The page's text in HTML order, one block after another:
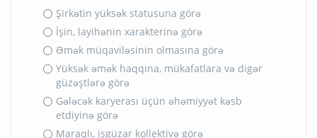
Şirkətin yüksək statusuna görə
İşin, layihənin xarakterinə görə
Əmək müqaviləsinin olmasına görə
Yüksək əmək haqqına, mükafatlara və digər
güzəştlərə görə
Gələcək karyerası üçün əhəmiyyət kəsb
etdiyinə görə
Maraqlı, işgüzar kollektivə görə